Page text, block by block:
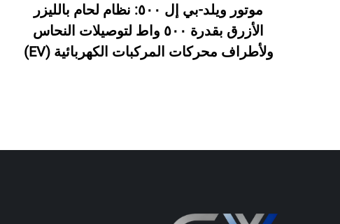
موتور ويلد-بي إل ٥٠٠: نظام لحام بالليزر
الأزرق بقدرة ٥٠٠ واط لتوصيلات النحاس
ولأطراف محركات المركبات الكهربائية (EV)